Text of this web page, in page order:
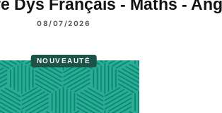
Dys Français - Maths -
08/07/2026
NOUVEAUTÉ